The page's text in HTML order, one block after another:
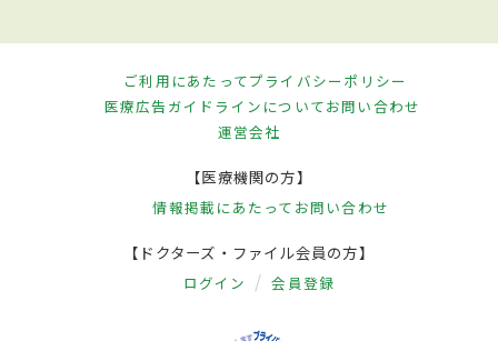
ご利用にあたってプライバシーポリシー
医療広告ガイドラインについてお問い合わせ
運営会社
【医療機関の方】
情報掲載にあたって お問い合わせ
【ドクターズ・ファイル会員の方】
ログイン 会員登録